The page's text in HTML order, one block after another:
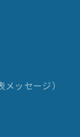
ッセージ）